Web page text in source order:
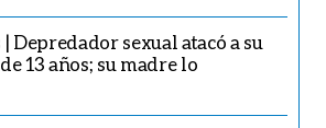
Depredador sexual atacó a su
13 años; su madre lo